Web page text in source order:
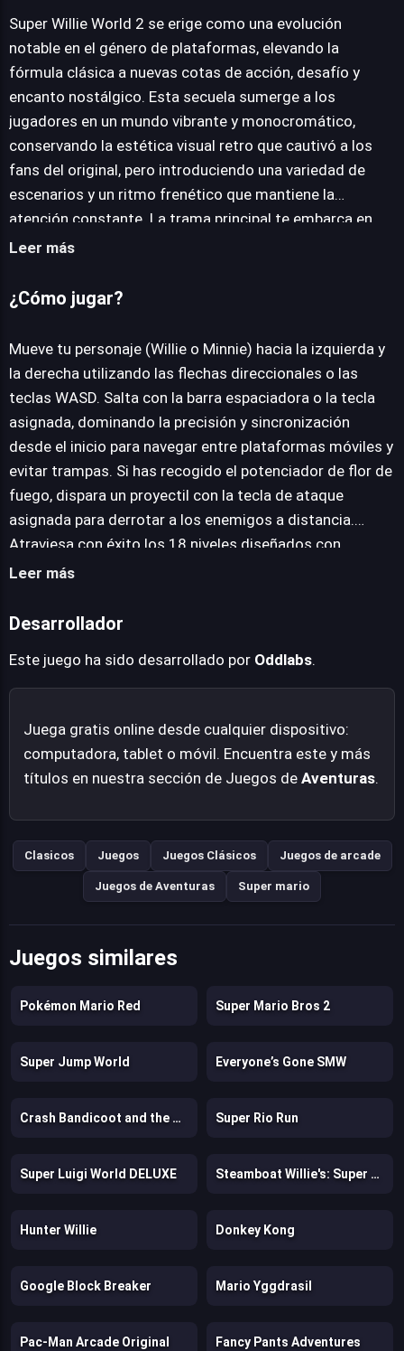
JUEGALO AHORA
Super Willie World 2 se erige como una evolución
notable en el género de plataformas, elevando la
fórmula clásica a nuevas cotas de acción, desafío y
encanto nostálgico. Esta secuela sumerge a los
jugadores en un mundo vibrante y monocromático,
conservando la estética visual retro que cautivó a los
fans del original, pero introduciendo una variedad de
escenarios y un ritmo frenético que mantiene la
atención constante. La trama principal te embarca en
una misión de rescate vital: Winnie the Pooh ha sido
Loco, quien planea usarla para crear un ejército de
estás solo en esta gesta. La entrega presenta a Willie y
la ágil Minnie, dos personajes jugables que ofrecen
opciones estratégicas. Deberás guiar a tu héroe a través
de 18 niveles meticulosamente diseñados, repletos de
ingeniosas trampas, plataformas móviles y adversarios
impredecibles que exigen precisión, reflejos agudos y
una sincronización impecable. Tu objetivo es recuperar
la miel, frustrar los planes del Doctor Loco y enfrentar
épicas batallas contra jefes únicos, cada uno
Leer más
¿Cómo jugar?
Mueve tu personaje (Willie o Minnie) hacia la izquierda y
la derecha utilizando las flechas direccionales o las
teclas WASD. Salta con la barra espaciadora o la tecla
asignada, dominando la precisión y sincronización
desde el inicio para navegar entre plataformas móviles y
evitar trampas. Si has recogido el potenciador de flor de
fuego, dispara un proyectil con la tecla de ataque
asignada para derrotar a los enemigos a distancia.
Atraviesa con éxito los 18 niveles diseñados con
obstáculos, enemigos y trampas, y llega al final de cada
meta.
Leer más
Desarrollador
Este juego ha sido desarrollado por Oddlabs.
Juega gratis online desde cualquier dispositivo:
computadora, tablet o móvil. Encuentra este y más
títulos en nuestra sección de Juegos de Aventuras.
Clasicos Juegos Juegos Clásicos Juegos de arcade
Juegos de Aventuras Super mario
Juegos similares
Pokémon Mario Red Super Mario Bros 2
Super Jump World Everyone’s Gone SMW
Crash Bandicoot and the Retro Dimension Super Rio Run
Super Luigi World DELUXE Steamboat Willie's: Super Willie World
Hunter Willie Donkey Kong
Google Block Breaker Mario Yggdrasil
Pac-Man Arcade Original Fancy Pants Adventures